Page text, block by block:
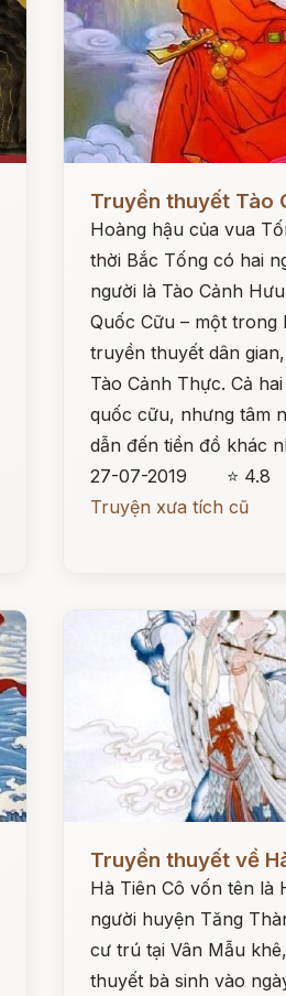
Đọc ngay
Truyền thuyết Tào
Hoàng hậu của vua
thời Bắc Tống có hai
người là Tào Cảnh
Quốc Cữu – một trong
truyền thuyết dân
Tào Cảnh Thực. Cả
quốc cữu, nhưng tâm
dẫn đến tiền đồ khác
27-07-2019
⭐ 4.8
Truyện xưa tích cũ
Đọc ngay
Truyền thuyết về
Hà Tiên Cô vốn tên là
người huyện Tăng
cư trú tại Vân Mẫu
thuyết bà sinh vào